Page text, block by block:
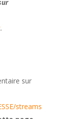
.
sur
streams